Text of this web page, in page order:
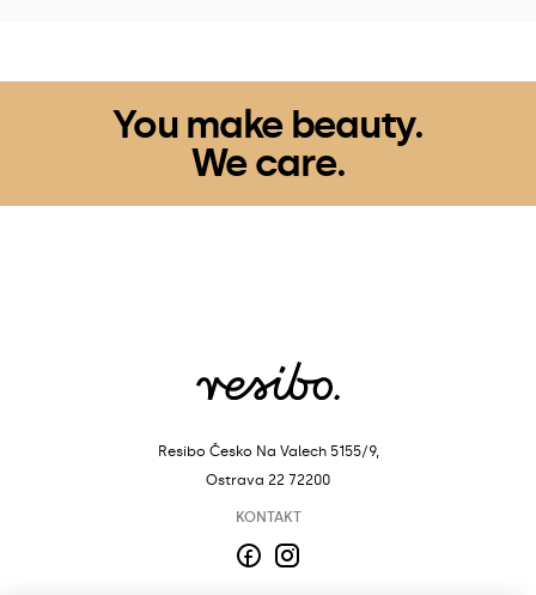
You make beauty.
We care.
KONTAKT
Resibo Česko Na Valech 5155/9,
Ostrava 22 72200